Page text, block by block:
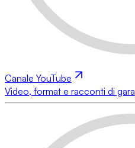
Canale YouTube
Video, format e racconti di gara